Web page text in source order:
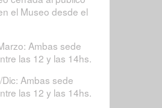
el Museo desde el
Ambas sede
las 12 y las 14hs.
Ambas sede
las 12 y las 14hs.